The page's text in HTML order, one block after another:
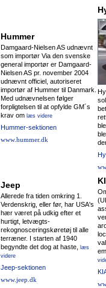
Hummer
Damgaard-Nielsen AS udnævnt
som importør Via den svenske
general importør er Damgaard-
Nielsen AS pr. november 2004
udnævnt officiel, autoriseret
importør af Hummer til Danmark.
Med udnævnelsen følger
forpligtelsen til at opfylde GM´s
krav om læs videre
Hummer-sektionen
www.hummer.dk
Jeep
Allerede fra tiden omkring 1.
Verdenskrig, eller før, har USA's
hær været på udkig efter et
hurtigt, letvægts-
rekognoscerings­køretøj til alle
terræ­ner. I starten af 1940
begyndte det dog at haste,
læs
videre
Jeep-sektionen
www.jeep.dk